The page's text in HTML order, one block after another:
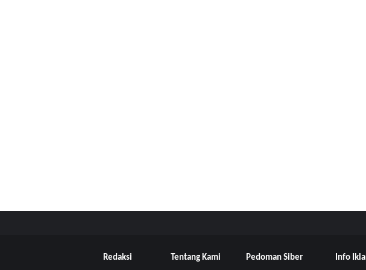
Redaksi Tentang Kami Pedoman Siber Info